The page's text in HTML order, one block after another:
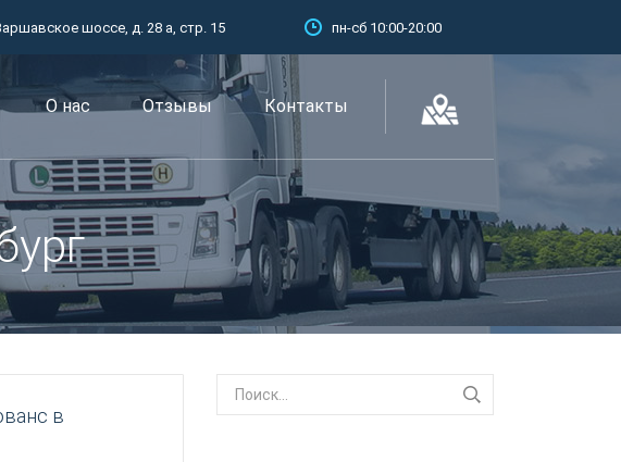
шоссе, д. 28 а, стр. 15 пн-сб 10:00-20:00
О нас Отзывы Контакты
в